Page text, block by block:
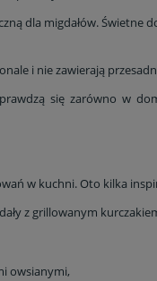
dla migdałów. Świetne
i nie zawierają
się zarówno w
w kuchni. Oto kilka
z grillowanym
owsianymi,